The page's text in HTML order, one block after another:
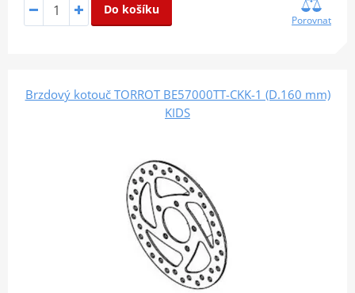
Do košíku
Porovnat
Brzdový kotouč TORROT BE57000TT-CKK-1 (D.160 mm)
KIDS